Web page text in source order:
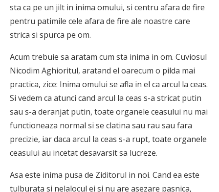
sta ca pe un jilt in inima omului, si centru afara de fire
pentru patimile cele afara de fire ale noastre care
strica si spurca pe om.
Acum trebuie sa aratam cum sta inima in om. Cuviosul
Nicodim Aghioritul, aratand el oarecum o pilda mai
practica, zice: Inima omului se afla in el ca arcul la ceas.
Si vedem ca atunci cand arcul la ceas s-a stricat putin
sau s-a deranjat putin, toate organele ceasului nu mai
functioneaza normal si se clatina sau rau sau fara
precizie, iar daca arcul la ceas s-a rupt, toate organele
ceasului au incetat desavarsit sa lucreze.
Asa este inima pusa de Ziditorul in noi. Cand ea este
tulburata si nelalocul ei si nu are asezare pasnica,